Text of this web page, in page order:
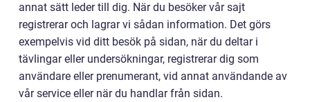
annat sätt leder till dig. När du besöker vår sajt
registrerar och lagrar vi sådan information. Det görs
exempelvis vid ditt besök på sidan, när du deltar i
tävlingar eller undersökningar, registrerar dig som
användare eller prenumerant, vid annat användande av
vår service eller när du handlar från sidan.